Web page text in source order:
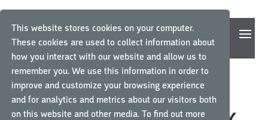
This website stores cookies on your computer.
These cookies are used to collect information about
how you interact with our website and allow us to
remember you. We use this information in order to
improve and customize your browsing experience
and for analytics and metrics about our visitors both
on this website and other media. To find out more
LEIDRAAD VOOR